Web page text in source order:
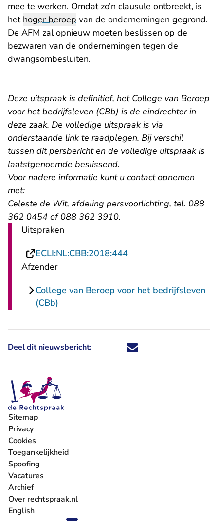
mee te werken. Omdat zo’n clausule ontbreekt, is
hethoger beroep van de ondernemingen gegrond.
De AFM zal opnieuw moeten beslissen op de
bezwaren van de ondernemingen tegen de
dwangsombesluiten.
Deze uitspraak is definitief, het College van Beroep
voor het bedrijfsleven (CBb) is de eindrechter in
deze zaak. De volledige uitspraak is via
onderstaande link te raadplegen. Bij verschil
tussen dit persbericht en de volledige uitspraak is
laatstgenoemde beslissend.
Voor nadere informatie kunt u contact opnemen
met:
Celeste de Wit, afdeling persvoorlichting, tel. 088
362 0454 of 088 362 3910.
Uitspraken
ECLI:NL:CBB:2018:444- U verlaat
Afzender
College van Beroep voor het bedrijfsleven
(CBb)
Deel dit nieuwsbericht: Deel dit nieuwsbericht via X -
Deel dit nieuwsbericht via
Deel dit nieuwsbericht
Deel dit
Sitemap
Privacy
Cookies
Toegankelijkheid
Spoofing
Vacatures
- U verlaat Rechtspraak.nl
Archief
Over rechtspraak.nl
English